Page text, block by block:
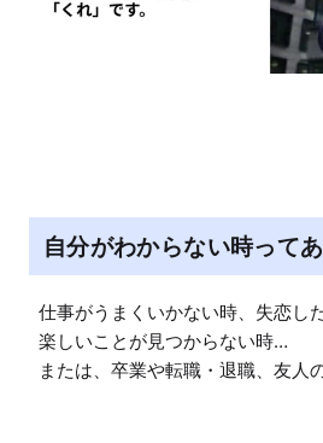
自分がわからない時って
仕事がうまくいかない時、失恋し
楽しいことが見つからない時…
または、卒業や転職・退職、友人